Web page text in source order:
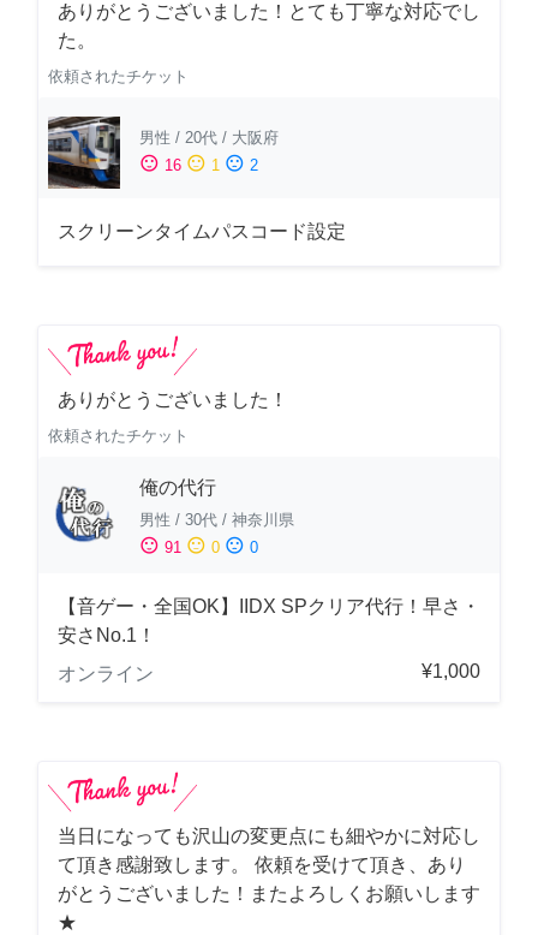
ありがとうございました！とても丁寧な対応でし
た。
依頼されたチケット
男性 / 20代 / 大阪府
sentiment_satisfied 16 sentiment_neutral 1 sentiment_dissatisfied 2
スクリーンタイムパスコード設定
ありがとうございました！
依頼されたチケット
俺の代行
男性 / 30代 / 神奈川県
sentiment_satisfied 91 sentiment_neutral 0 sentiment_dissatisfied 0
【音ゲー・全国OK】IIDX SPクリア代行！早さ・
安さNo.1！
オンライン
¥1,000
当日になっても沢山の変更点にも細やかに対応し
て頂き感謝致します。 依頼を受けて頂き、あり
がとうございました！またよろしくお願いします
★